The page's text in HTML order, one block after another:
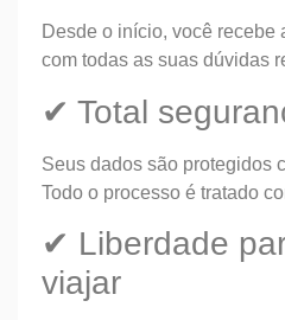
Desde o início, você recebe
com todas as suas dúvidas
✔ Total
Seus dados são protegidos
Todo o processo é tratado
✔ Liberdade
viajar